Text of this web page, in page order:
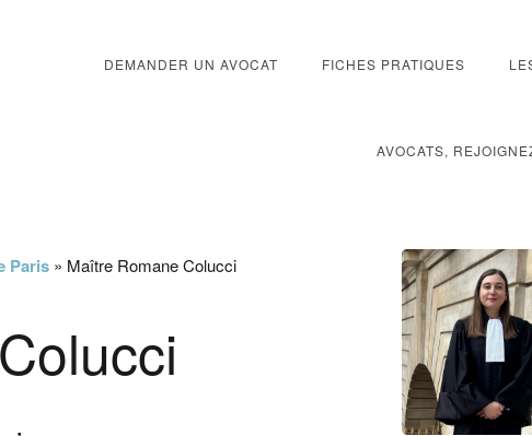
DEMANDER UN AVOCAT FICHES PRATIQUES
AVOCATS,
Paris » Maître Romane Colucci